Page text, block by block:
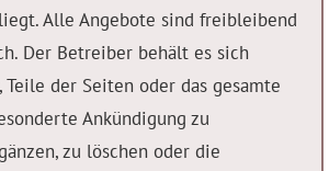
Alle Angebote sind freibleibend
Der Betreiber behält es sich
Teile der Seiten oder das gesamte
Ankündigung zu
zu löschen oder die